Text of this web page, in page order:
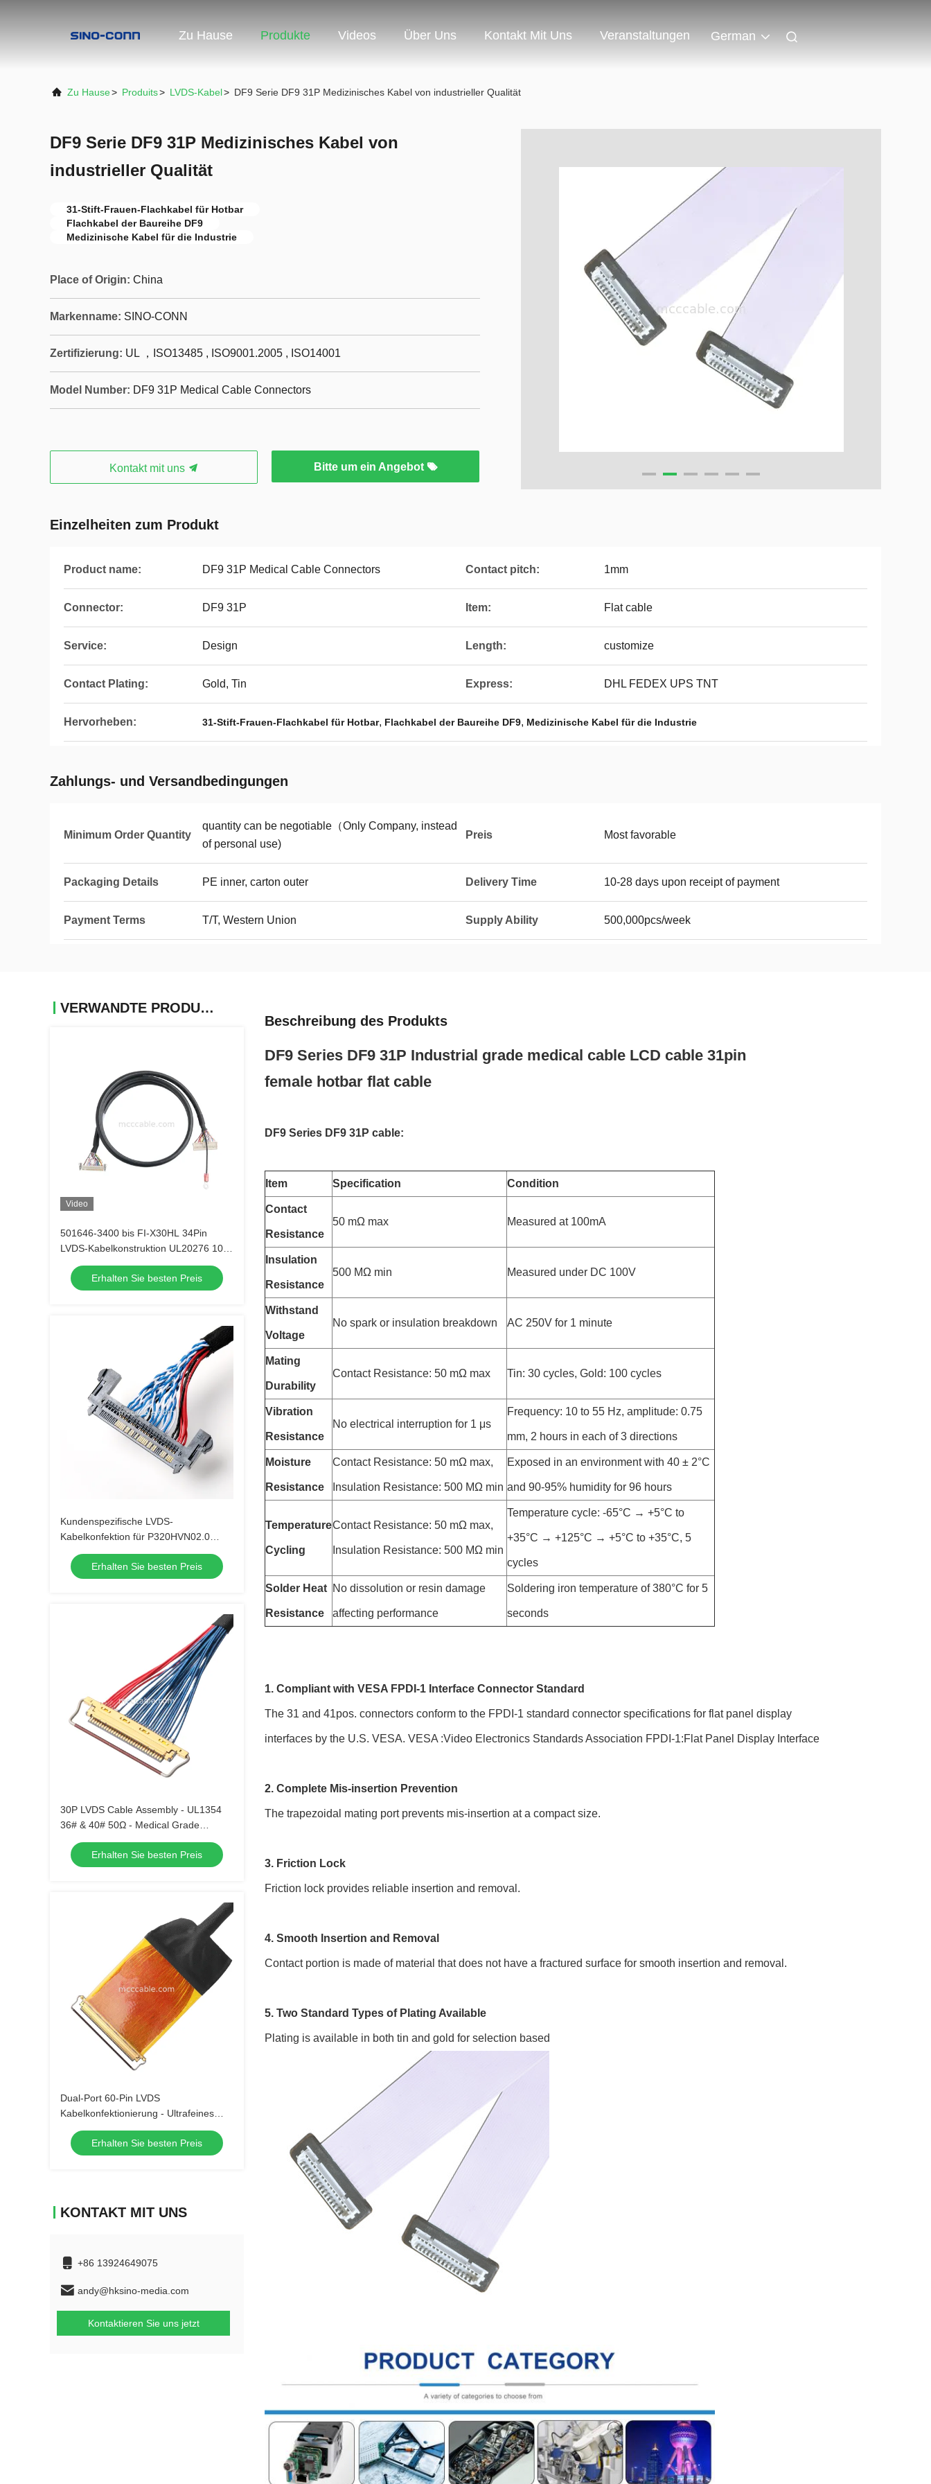
Zu Hause Produkte Videos Über Uns Kontakt Mit Uns Veranstaltungen German
Zu Hause> Produits> LVDS-Kabel> DF9 Serie DF9 31P Medizinisches Kabel von industrieller Qualität
DF9 Serie DF9 31P Medizinisches Kabel von
industrieller Qualität
31-Stift-Frauen-Flachkabel für Hotbar
Flachkabel der Baureihe DF9
Medizinische Kabel für die Industrie
Place of Origin: China
Markenname: SINO-CONN
Zertifizierung: UL ，ISO13485 , ISO9001.2005 , ISO14001
Model Number: DF9 31P Medical Cable Connectors
Kontakt mit uns Bitte um ein Angebot
Einzelheiten zum Produkt
Product name: DF9 31P Medical Cable Connectors Contact pitch: 1mm
Connector: DF9 31P Item: Flat cable
Service: Design Length: customize
Contact Plating: Gold, Tin Express: DHL FEDEX UPS TNT
Hervorheben: 31-Stift-Frauen-Flachkabel für Hotbar, Flachkabel der Baureihe DF9, Medizinische Kabel für die Industrie
Zahlungs- und Versandbedingungen
Minimum Order Quantity
quantity can be negotiable（Only Company, instead
of personal use)
Preis Most favorable
Packaging Details PE inner, carton outer Delivery Time 10-28 days upon receipt of payment
Payment Terms T/T, Western Union Supply Ability 500,000pcs/week
VERWANDTE PRODUKTE
Video
501646-3400 bis FI-X30HL 34Pin
LVDS-Kabelkonstruktion UL20276 10
Paar
Erhalten Sie besten Preis
Kundenspezifische LVDS-
Kabelkonfektion für P320HVN02.0
Display mit JAE & DF13
Erhalten Sie besten Preis
30P LVDS Cable Assembly - UL1354
36# & 40# 50Ω - Medical Grade
Compatible
Erhalten Sie besten Preis
Dual-Port 60-Pin LVDS
Kabelkonfektionierung - Ultrafeines
36AWG Mikrokoaxialkabel
Erhalten Sie besten Preis
KONTAKT MIT UNS
+86 13924649075
andy@hksino-media.com
Kontaktieren Sie uns jetzt
Beschreibung des Produkts
DF9 Series DF9 31P Industrial grade medical cable LCD cable 31pin
female hotbar flat cable
DF9 Series DF9 31P cable:
Item Specification Condition
Contact
Resistance
50 mΩ max Measured at 100mA
Insulation
Resistance
500 MΩ min Measured under DC 100V
Withstand
Voltage
No spark or insulation breakdown AC 250V for 1 minute
Mating
Durability
Contact Resistance: 50 mΩ max Tin: 30 cycles, Gold: 100 cycles
Vibration
Resistance
No electrical interruption for 1 μs
Frequency: 10 to 55 Hz, amplitude: 0.75
mm, 2 hours in each of 3 directions
Moisture
Resistance
Contact Resistance: 50 mΩ max,
Insulation Resistance: 500 MΩ min
Exposed in an environment with 40 ± 2°C
and 90-95% humidity for 96 hours
Temperature
Cycling
Contact Resistance: 50 mΩ max,
Insulation Resistance: 500 MΩ min
Temperature cycle: -65°C → +5°C to
+35°C → +125°C → +5°C to +35°C, 5
cycles
Solder Heat
Resistance
No dissolution or resin damage
affecting performance
Soldering iron temperature of 380°C for 5
seconds
1. Compliant with VESA FPDI-1 Interface Connector Standard
The 31 and 41pos. connectors conform to the FPDI-1 standard connector specifications for flat panel display
interfaces by the U.S. VESA. VESA :Video Electronics Standards Association FPDI-1:Flat Panel Display Interface
2. Complete Mis-insertion Prevention
The trapezoidal mating port prevents mis-insertion at a compact size.
3. Friction Lock
Friction lock provides reliable insertion and removal.
4. Smooth Insertion and Removal
Contact portion is made of material that does not have a fractured surface for smooth insertion and removal.
5. Two Standard Types of Plating Available
Plating is available in both tin and gold for selection based